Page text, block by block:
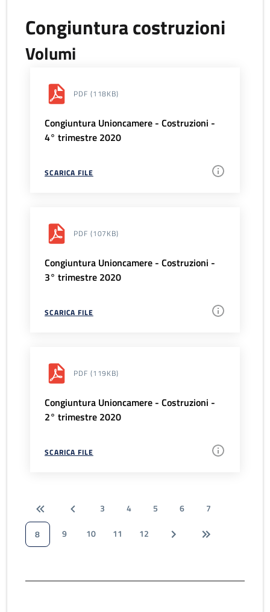
Congiuntura costruzioni
Volumi
PDF (118KB)
Congiuntura Unioncamere - Costruzioni -
4° trimestre 2020
SCARICA FILE
PDF (107KB)
Congiuntura Unioncamere - Costruzioni -
3° trimestre 2020
SCARICA FILE
PDF (119KB)
Congiuntura Unioncamere - Costruzioni -
2° trimestre 2020
SCARICA FILE
3 4 5 6
7
8
9 10 11 12